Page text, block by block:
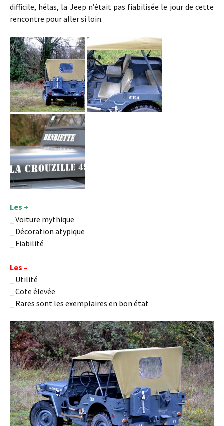
difficile, hélas, la Jeep n’était pas fiabilisée le jour de cette
rencontre pour aller si loin.
Les +
_ Voiture mythique
_ Décoration atypique
_ Fiabilité
Les –
_ Utilité
_ Cote élevée
_ Rares sont les exemplaires en bon état